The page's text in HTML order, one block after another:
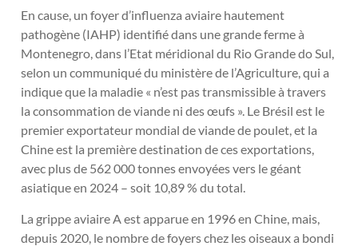
En cause, un foyer d’influenza aviaire hautement
pathogène (IAHP) identifié dans une grande ferme à
Montenegro, dans l’Etat méridional du Rio Grande do Sul,
selon un communiqué du ministère de l’Agriculture, qui a
indique que la maladie « n’est pas transmissible à travers
la consommation de viande ni des œufs ». Le Brésil est le
premier exportateur mondial de viande de poulet, et la
Chine est la première destination de ces exportations,
avec plus de 562 000 tonnes envoyées vers le géant
asiatique en 2024 – soit 10,89 % du total.
La grippe aviaire A est apparue en 1996 en Chine, mais,
depuis 2020, le nombre de foyers chez les oiseaux a bondi